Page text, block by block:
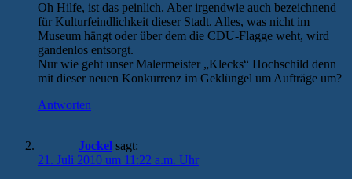
Oh Hilfe, ist das peinlich. Aber irgendwie auch bezeichnend
für Kulturfeindlichkeit dieser Stadt. Alles, was nicht im
Museum hängt oder über dem die CDU-Flagge weht, wird
gandenlos entsorgt.
Nur wie geht unser Malermeister „Klecks“ Hochschild denn
mit dieser neuen Konkurrenz im Geklüngel um Aufträge um?
Antworten
Jockel sagt:
21. Juli 2010 um 11:22 a.m. Uhr